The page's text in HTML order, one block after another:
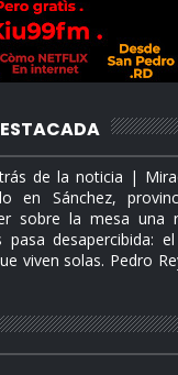
de la noticia |
en Sánchez,
sobre la mesa una
pasa desapercibida:
viven solas. Pedro